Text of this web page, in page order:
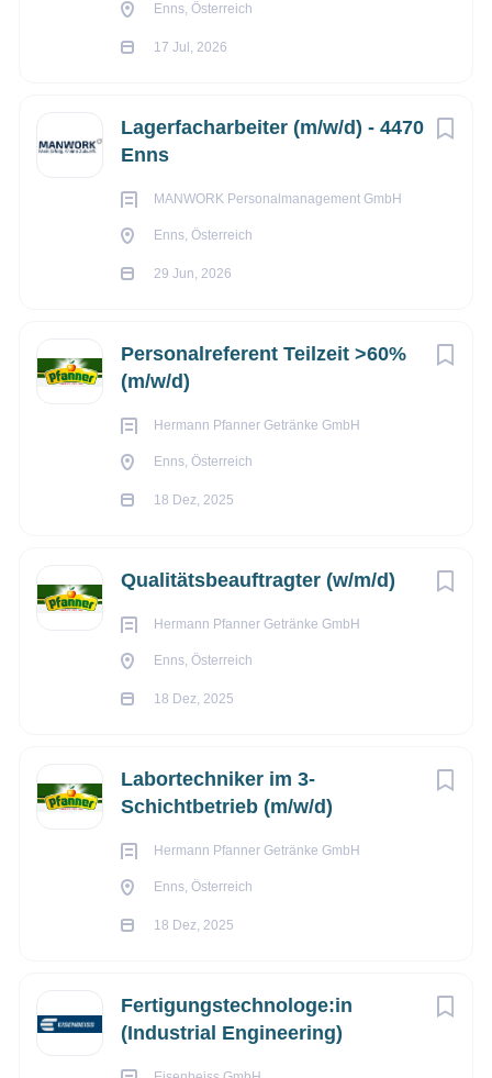
Enns, Österreich
17 Jul, 2026
Lagerfacharbeiter (m/w/d) - 4470
Enns
MANWORK Personalmanagement GmbH
Enns, Österreich
29 Jun, 2026
Personalreferent Teilzeit >60%
(m/w/d)
Hermann Pfanner Getränke GmbH
Enns, Österreich
18 Dez, 2025
Qualitätsbeauftragter (w/m/d)
Hermann Pfanner Getränke GmbH
Enns, Österreich
18 Dez, 2025
Labortechniker im 3-
Schichtbetrieb (m/w/d)
Hermann Pfanner Getränke GmbH
Enns, Österreich
18 Dez, 2025
Fertigungstechnologe:in
(Industrial Engineering)